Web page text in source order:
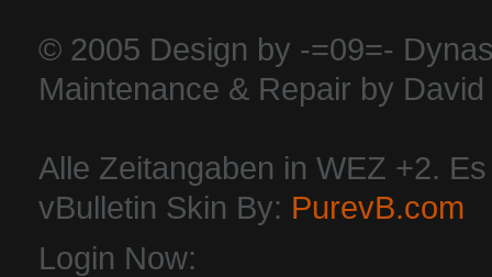
© 2005 Design by -=09=-
Maintenance & Repair by
Alle Zeitangaben in WEZ +2.
vBulletin Skin By: PurevB.com
Login Now: